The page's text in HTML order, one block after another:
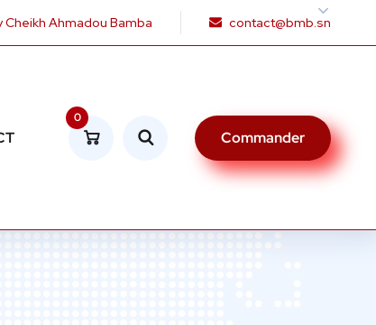
Cheikh Ahmadou Bamba contact@bmb.sn
0
Commander